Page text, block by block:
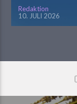
Redaktion
10. JULI 2026